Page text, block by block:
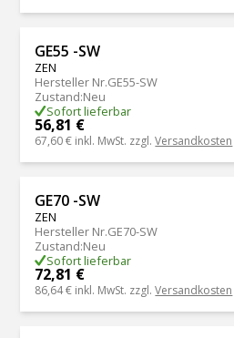
GE55 -SW
ZEN
Hersteller Nr.GE55-SW
Zustand:Neu
Sofort lieferbar
56,81 €
67,60 € inkl. MwSt. zzgl.Versandkosten
GE70 -SW
ZEN
Hersteller Nr.GE70-SW
Zustand:Neu
Sofort lieferbar
72,81 €
86,64 € inkl. MwSt. zzgl.Versandkosten